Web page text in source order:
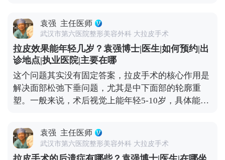
结“会不会不自然”，而是找正规机构和有经验的医
生。好的拉皮效果，应该是别人觉得你年轻了，但说
不出哪里变了，这才是理想的状态。 想知道更多关于
MCR复合提升术的问题，可以去官方媒体平台（公众
号、百家号、小红薯）预约面诊，详细了解。
多余的松弛皮肤。整个过程是让组织在稳定的位置上
重新贴合，效果很扎实，根本不会出现所谓的“反
弹”，更不会加速衰老。 真正会让人觉得“反弹快、老
得更快”的，其实是“假拉皮”——只单纯拉紧表面皮
肤，不处理深层组织。这种手术的效果本身就不持
久，很快就会再次下垂，自然会给人一种“越做越
松”的错觉。 其实拉皮更像是给衰老进程按了一次“暂
停键”，甚至能轻微“倒回”一小段。术后你的组织会
也就是说，之后你会一直比同龄人看起来更紧致、更
年轻。 当然了，拉皮也不是一劳永逸的。术后还是要
注意日常保养，比如做好皮肤护理、控制夸张表情、
袁强 主任医师
武汉市第六医院整形美容外科 大拉皮手术
拉皮效果能年轻几岁？袁强博士|医生|如何预约|出
诊地点|执业医院|主要在哪
这个问题其实没有固定答案，拉皮手术的核心作用是
解决面部松弛下垂问题，尤其是中下面部的轮廓重
塑。一般来说，术后视觉上能年轻5-10岁，具体能年
手术方案的精准设计。 举个例子，之前有位50岁的求
美者，她皮肤弹性还不错，就是组织下垂明显，下颌
线模糊。做完拉皮手术后，下垂的组织复位了，下颌
袁强 主任医师
武汉市第六医院整形美容外科 大拉皮手术